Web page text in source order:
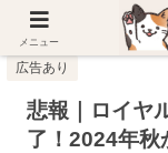
ホーム 猫のこと
広告あり
悲報｜ロイヤ
了！2024年秋
メニュー